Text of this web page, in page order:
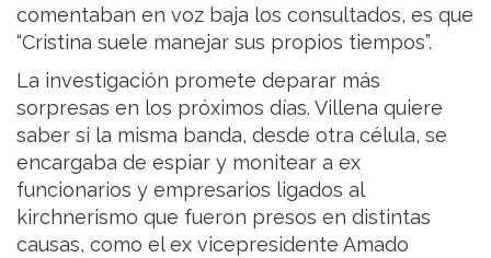
comentaban en voz baja los consultados, es que
“Cristina suele manejar sus propios tiempos”.
La investigación promete deparar más
sorpresas en los próximos días. Villena quiere
saber si la misma banda, desde otra célula, se
encargaba de espiar y monitear a ex
funcionarios y empresarios ligados al
kirchnerismo que fueron presos en distintas
causas, como el ex vicepresidente Amado